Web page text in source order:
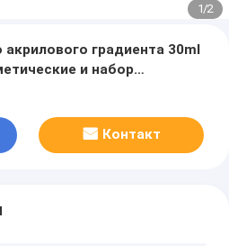
1/2
градиента 30ml
и набор
Контакт